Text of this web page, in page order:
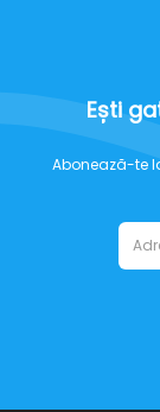
Ești
Abonează-te